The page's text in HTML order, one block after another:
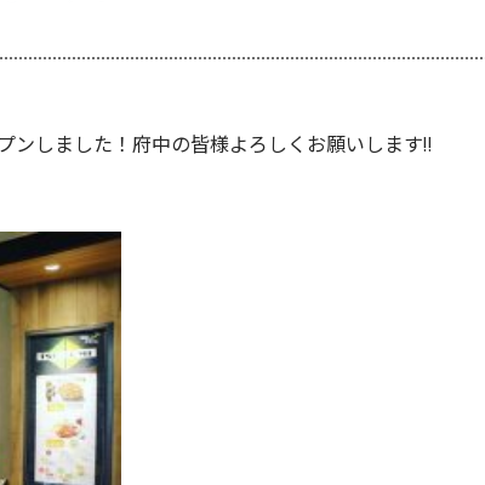
しました！府中の皆様よろしくお願いします‼︎